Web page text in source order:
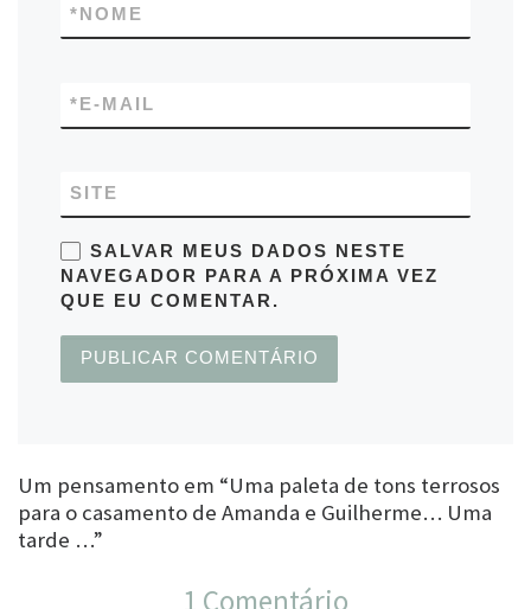
NOME
*
E-MAIL
*
SITE
SALVAR MEUS DADOS NESTE
NAVEGADOR PARA A PRÓXIMA VEZ
QUE EU COMENTAR.
Um pensamento em “Uma paleta de tons terrosos
para o casamento de Amanda e Guilherme… Uma
tarde …”
1 Comentário